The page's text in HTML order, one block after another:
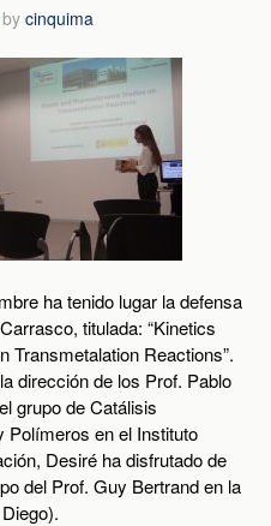
bycinquima
ha tenido lugar la defensa
titulada: “Kinetics
Transmetalation Reactions”.
dirección de los Prof. Pablo
grupo de Catálisis
Polímeros en el Instituto
Desiré ha disfrutado de
del Prof. Guy Bertrand en la